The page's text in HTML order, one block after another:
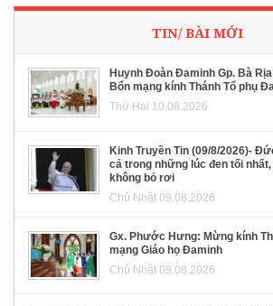
TIN/ BÀI MỚI
Huynh Đoàn Đaminh Gp. Bà
Bổn mạng kính Thánh Tổ phụ
Thứ Hai 10.08.2026
Kinh Truyền Tin (09/8/2026)-
cả trong những lúc đen tối
không bỏ rơi
Chủ Nhật 09.08.2026
Gx. Phước Hưng: Mừng kính
mạng Giáo họ Đaminh
Chủ Nhật 09.08.2026